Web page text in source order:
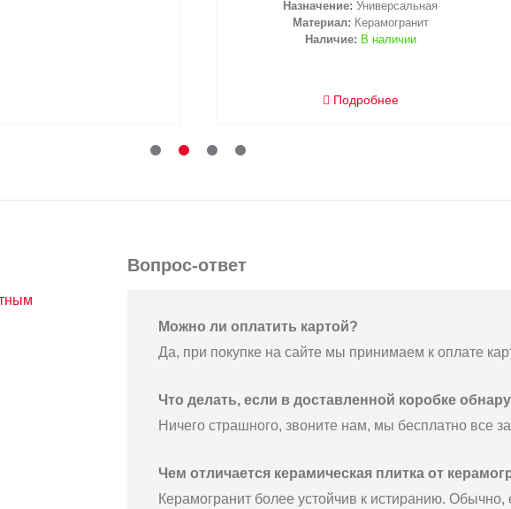
Вопрос-ответ
Можно ли оплатить картой?
Да, при покупке на сайте мы принимаем к оплате
Что делать, если в доставленной коробке
Ничего страшного, звоните нам, мы бесплатно все
Чем отличается керамическая плитка от
Керамогранит более устойчив к истиранию. Обычно,